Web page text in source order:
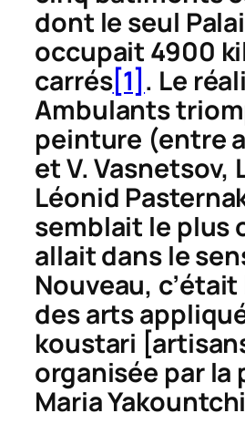
dont le seul
occupait 4900
carrés[1] . Le
Ambulants
peinture (entre
et V. Vasnetsov,
Léonid
semblait le plus
allait dans le
Nouveau,
des arts
koustari
organisée par la
Maria